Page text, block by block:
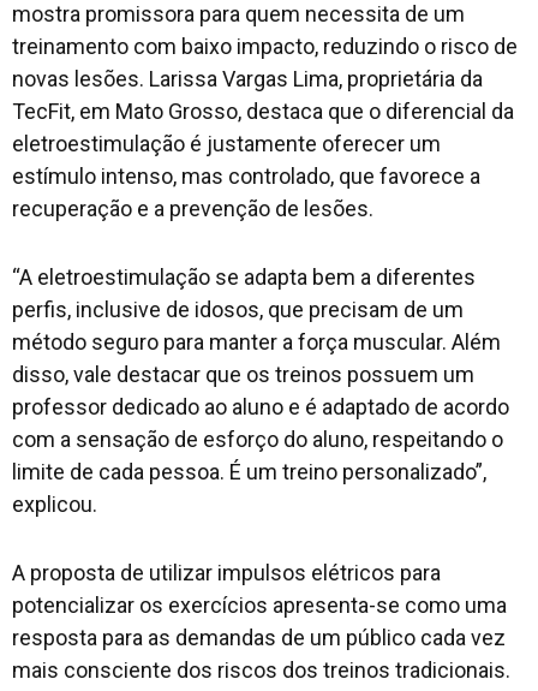
mostra promissora para quem necessita de um
treinamento com baixo impacto, reduzindo o risco de
novas lesões. Larissa Vargas Lima, proprietária da
TecFit, em Mato Grosso, destaca que o diferencial da
eletroestimulação é justamente oferecer um
estímulo intenso, mas controlado, que favorece a
recuperação e a prevenção de lesões.
“A eletroestimulação se adapta bem a diferentes
perfis, inclusive de idosos, que precisam de um
método seguro para manter a força muscular. Além
disso, vale destacar que os treinos possuem um
professor dedicado ao aluno e é adaptado de acordo
com a sensação de esforço do aluno, respeitando o
limite de cada pessoa. É um treino personalizado”,
explicou.
A proposta de utilizar impulsos elétricos para
potencializar os exercícios apresenta-se como uma
resposta para as demandas de um público cada vez
mais consciente dos riscos dos treinos tradicionais.